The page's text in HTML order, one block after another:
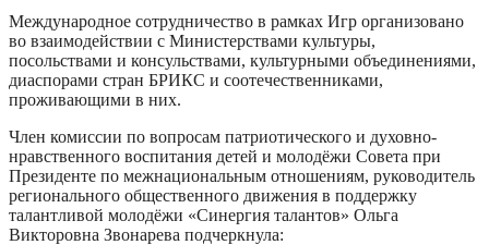
Международное сотрудничество в рамках Игр организовано
во взаимодействии с Министерствами культуры,
посольствами и консульствами, культурными объединениями,
диаспорами стран БРИКС и соотечественниками,
проживающими в них.
Член комиссии по вопросам патриотического и духовно-
нравственного воспитания детей и молодёжи Совета при
Президенте по межнациональным отношениям, руководитель
регионального общественного движения в поддержку
талантливой молодёжи «Синергия талантов» Ольга
Викторовна Звонарева подчеркнула: